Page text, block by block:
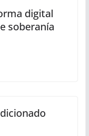
digital
soberanía